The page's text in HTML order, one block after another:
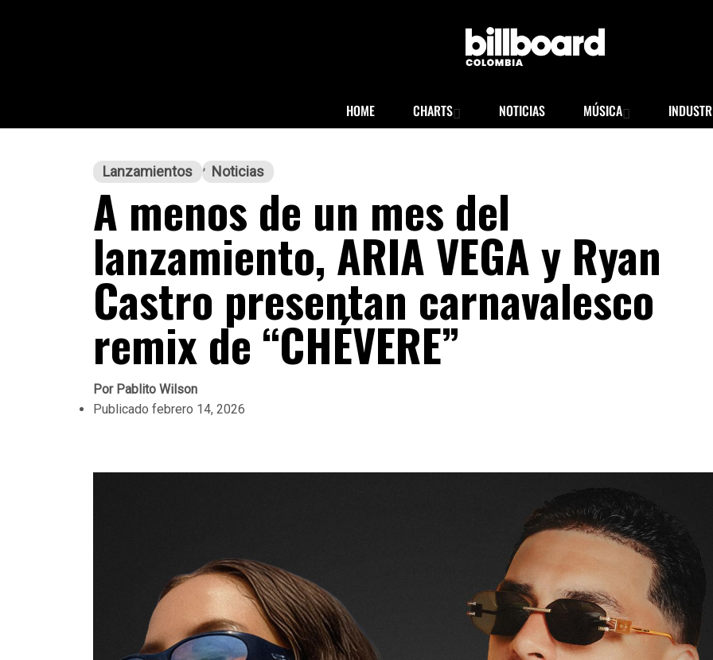
HOME CHARTS NOTICIAS MÚSICA
Lanzamientos Noticias
A menos de un mes del
lanzamiento, ARIA VEGA y Ryan
Castro presentan carnavalesco
remix de “CHÉVERE”
PorPablito Wilson
Publicado febrero 14, 2026